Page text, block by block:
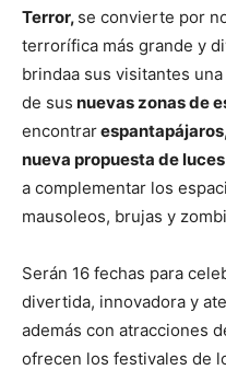
Terror, se convierte por
terrorífica más grande y
brindaa sus visitantes una
de sus nuevas zonas de
encontrar
nueva propuesta de
a complementar los
mausoleos, brujas y
Serán 16 fechas para
divertida, innovadora y
además con atracciones
ofrecen los festivales de